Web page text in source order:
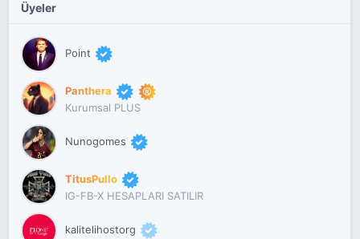
Üyeler
Point
Panthera
Kurumsal PLUS
Nunogomes
TitusPullo
IG-FB-X HESAPLARI SATILIR
kalitelihostorg